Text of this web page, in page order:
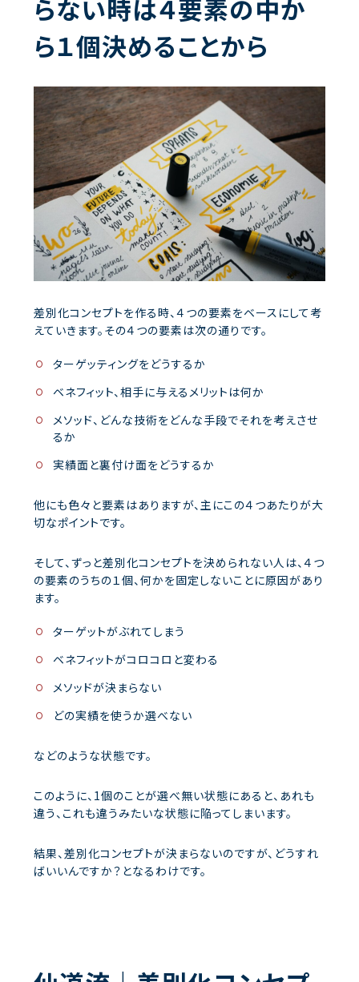
らない時は４要素の中か
ら１個決めることから
差別化コンセプトを作る時、４つの要素をベースにして考
えていきます。その４つの要素は次の通りです。
ターゲッティングをどうするか
ベネフィット、相手に与えるメリットは何か
メソッド、どんな技術をどんな手段でそれを考えさせ
るか
実績面と裏付け面をどうするか
他にも色々と要素はありますが、主にこの４つあたりが大
切なポイントです。
そして、ずっと差別化コンセプトを決められない人は、４つ
の要素のうちの１個、何かを固定しないことに原因があり
ます。
ターゲットがぶれてしまう
ベネフィットがコロコロと変わる
メソッドが決まらない
どの実績を使うか選べない
などのような状態です。
このように、1個のことが選べ無い状態にあると、あれも
違う、これも違うみたいな状態に陥ってしまいます。
結果、差別化コンセプトが決まらないのですが、どうすれ
ばいいんですか？となるわけです。